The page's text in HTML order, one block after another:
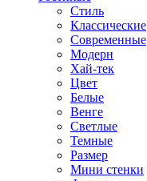
Стиль
Классические
Современные
Модерн
Хай-тек
Цвет
Белые
Венге
Светлые
Темные
Размер
Мини стенки